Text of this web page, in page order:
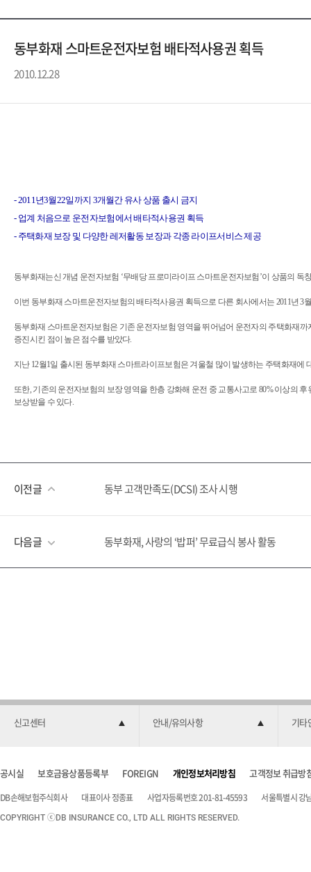
동부화재 스마트운전자보험 배타적사용권 획득
2010.12.28
- 2011년3월22일까지 3개월간 유사 상품 출시 금지
- 업계 처음으로 운전자보험에서 배타적사용권 획득
- 주택화재 보장 및 다양한 레저활동 보장과 각종 라이프서비스 제공
동부화재는신 개념 운전자보험 ‘무배당 프로미라이프 스마트운전자보험’이 상품의 독
이번 동부화재 스마트운전자보험의 배타적사용권 획득으로 다른 회사에서는 2011년
동부화재 스마트운전자보험은 기존 운전자보험 영역을 뛰어넘어 운전자의 주택화재
증진시킨 점이 높은 점수를 받았다.
지난 12월1일 출시된 동부화재 스마트라이프보험은 겨울철 많이 발생하는 주택화재
또한, 기존의 운전자보험의 보장 영역을 한층 강화해 운전 중 교통사고로 80% 이상의
보상받을 수 있다.
이전글 동부 고객만족도(DCSI) 조사 시행
다음글 동부화재, 사랑의 ‘밥퍼’ 무료급식 봉사 활동
신고센터 안내/유의사항 기타
공시실 보호금융상품등록부 FOREIGN 개인정보처리방침 고객정보 취급방
DB손해보험주식회사 대표이사 정종표 사업자등록번호 201-81-45593 서울특별시 강
COPYRIGHT ⓒDB INSURANCE CO., LTD ALL RIGHTS RESERVED.